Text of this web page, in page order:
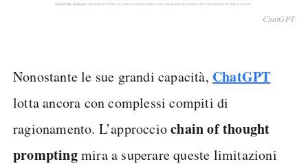
ChatGPT
Nonostante le sue grandi capacità, ChatGPT
lotta ancora con complessi compiti di
ragionamento. L’approcciochain of thought
promptingmira a superare queste limitazioni